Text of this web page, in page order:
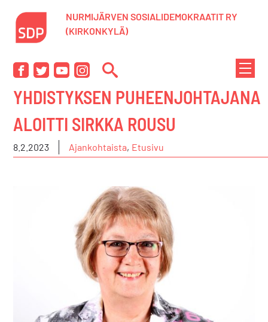
Siirry
sisältöön
NURMIJÄRVEN SOSIALIDEMOKRAATIT RY
(KIRKONKYLÄ)
NÄYTÄ
TAI
YHDISTYKSEN PUHEENJOHTAJANA
ALOITTI SIRKKA ROUSU
8.2.2023 Ajankohtaista, Etusivu